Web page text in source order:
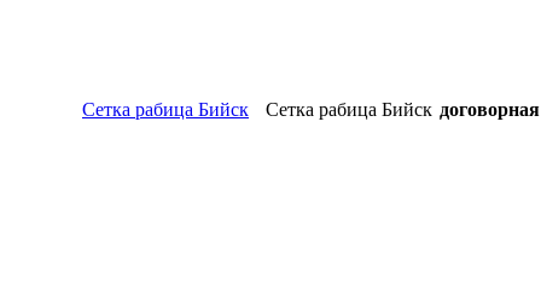
Сетка рабица Бийск Сетка рабица Бийск договорная